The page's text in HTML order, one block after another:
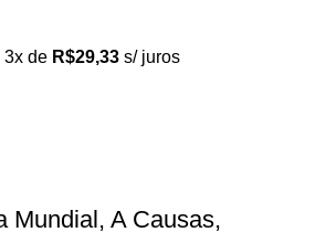
3x de R$29,33 s/ juros
Mundial, A Causas,